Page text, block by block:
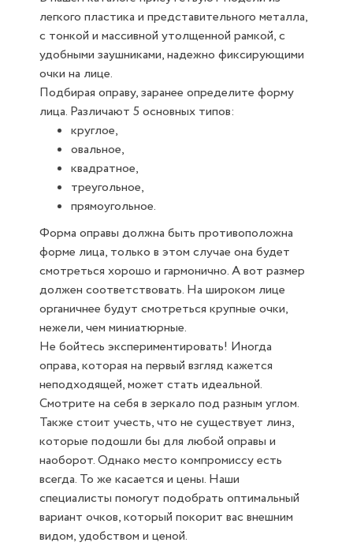
легкого пластика и представительного металла,
с тонкой и массивной утолщенной рамкой, с
удобными заушниками, надежно фиксирующими
очки на лице.
Подбирая оправу, заранее определите форму
лица. Различают 5 основных типов:
круглое,
овальное,
квадратное,
треугольное,
прямоугольное.
Форма оправы должна быть противоположна
форме лица, только в этом случае она будет
смотреться хорошо и гармонично. А вот размер
должен соответствовать. На широком лице
органичнее будут смотреться крупные очки,
нежели, чем миниатюрные.
Не бойтесь экспериментировать! Иногда
оправа, которая на первый взгляд кажется
неподходящей, может стать идеальной.
Смотрите на себя в зеркало под разным углом.
Также стоит учесть, что не существует линз,
которые подошли бы для любой оправы и
наоборот. Однако место компромиссу есть
всегда. То же касается и цены. Наши
специалисты помогут подобрать оптимальный
вариант очков, который покорит вас внешним
видом, удобством и ценой.